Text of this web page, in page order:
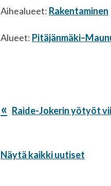
Aihealueet: Rakentaminen
Alueet:
Edellinen
Raide-Jokerin yötyöt
Näytä kaikki uutiset